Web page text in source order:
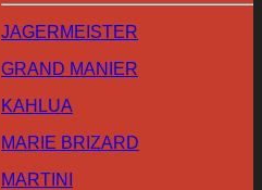
JAGERMEISTER
GRAND MANIER
KAHLUA
MARIE BRIZARD
MARTINI